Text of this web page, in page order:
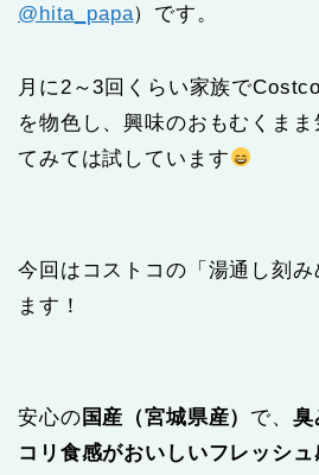
@hita_papa）です。
月に2～3回くらい家族で
を物色し、興味のおもむくま
てみては試しています
今回はコストコの「湯通し刻
ます！
安心の 国産（宮城県産） で、 臭
コリ食感がおいしいフレッシ